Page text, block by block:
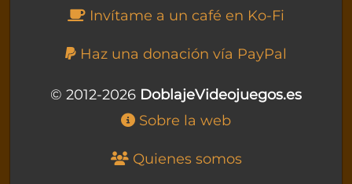
Invítame a un café en Ko-Fi
Haz una donación vía PayPal
© 2012-2026 DoblajeVideojuegos.es
Sobre la web
Quienes somos